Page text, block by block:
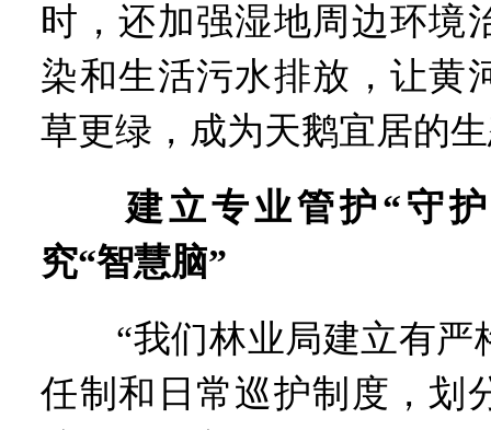
时，还加强湿地周边环境
染和生活污水排放，让黄
草更绿，成为天鹅宜居的
建立专业管护“守护
究“智慧脑”
“我们林业局建立有严
任制和日常巡护制度，划